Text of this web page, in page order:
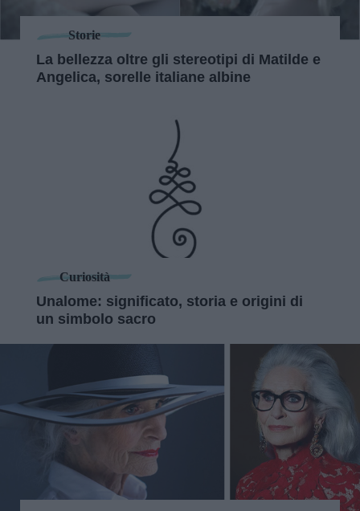
Storie
La bellezza oltre gli stereotipi di Matilde e
Angelica, sorelle italiane albine
Curiosità
Unalome: significato, storia e origini di
un simbolo sacro